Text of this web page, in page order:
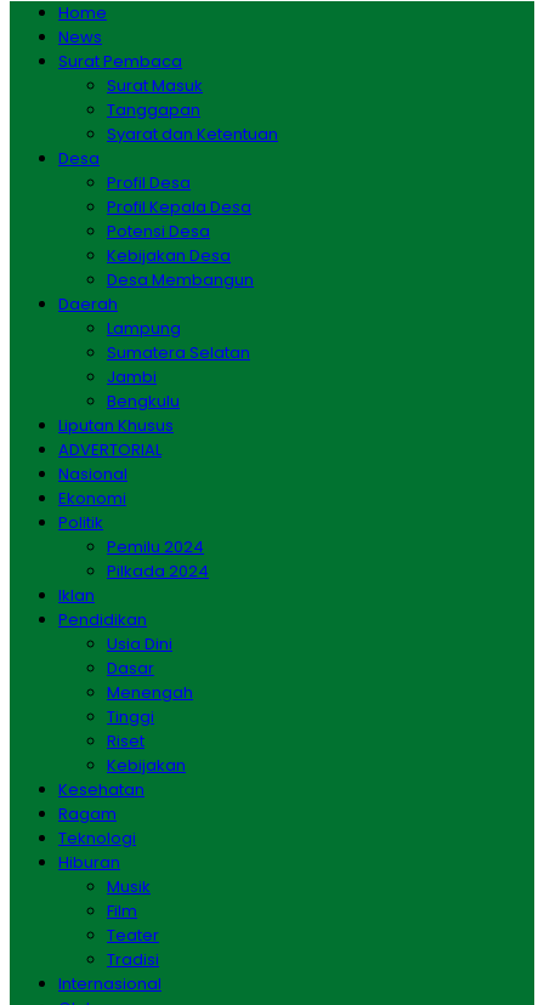
Home
News
Surat Pembaca
Surat Masuk
Tanggapan
Syarat dan Ketentuan
Desa
Profil Desa
Profil Kepala Desa
Potensi Desa
Kebijakan Desa
Desa Membangun
Daerah
Lampung
Sumatera Selatan
Jambi
Bengkulu
Liputan Khusus
ADVERTORIAL
Nasional
Ekonomi
Politik
Pemilu 2024
Pilkada 2024
Iklan
Pendidikan
Usia Dini
Dasar
Menengah
Tinggi
Riset
Kebijakan
Kesehatan
Ragam
Teknologi
Hiburan
Musik
Film
Teater
Tradisi
Internasional